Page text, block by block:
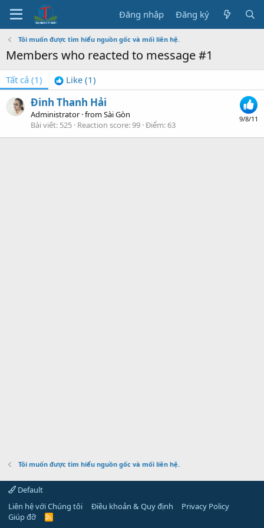
Đăng nhập Đăng ký
Tôi muốn được tìm hiểu nguồn gốc và mối liên hệ.
Members who reacted to message #1
Tất cả (1) Like (1)
9/8/11
Đinh Thanh Hải
Administrator ·fromSài Gòn
Bài viết 525 Reaction score 99 Điểm 63
Tôi muốn được tìm hiểu nguồn gốc và mối liên hệ.
Default
Liên hệ với Chúng tôi
Điều khoản & Quy định
Privacy Policy
Giúp đỡ
R